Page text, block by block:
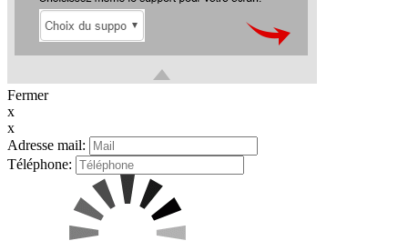
Fermer
x
x
Adresse mail:
Téléphone: